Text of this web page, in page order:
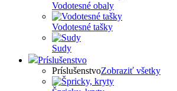
Vodotesné obaly
Vodotesné tašky
Sudy
Príslušenstvo
PríslušenstvoZobraziť všetky